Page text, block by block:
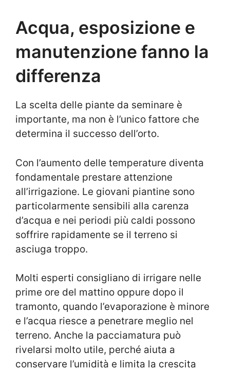
Acqua, esposizione e
manutenzione fanno la
differenza
La scelta delle piante da seminare è
importante, ma non è l’unico fattore che
determina il successo dell’orto.
Con l’aumento delle temperature diventa
fondamentale prestare attenzione
all’irrigazione. Le giovani piantine sono
particolarmente sensibili alla carenza
d’acqua e nei periodi più caldi possono
soffrire rapidamente se il terreno si
asciuga troppo.
Molti esperti consigliano di irrigare nelle
prime ore del mattino oppure dopo il
tramonto, quando l’evaporazione è minore
e l’acqua riesce a penetrare meglio nel
terreno. Anche la pacciamatura può
rivelarsi molto utile, perché aiuta a
conservare l’umidità e limita la crescita